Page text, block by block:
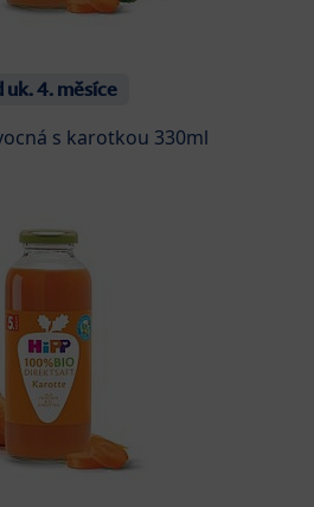
uk. 4. měsíce
s karotkou 330ml